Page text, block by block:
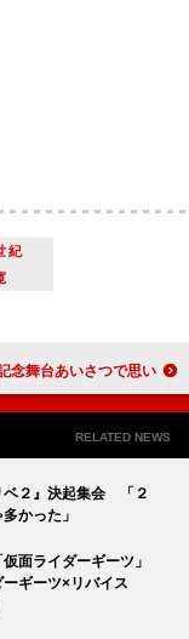
紀
た頃の思い出のある作品」 映画『ミッドナイトスワン』３周年記念舞台あいさつで思い
RELATED NEWS
ベ２』決起集会 「２
かった」
面ライダーギーツ」
ギーツ×リバイス